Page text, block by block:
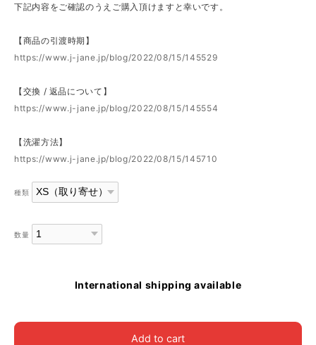
下記内容をご確認のうえご購入頂けますと幸いです。
【商品の引渡時期】
https://www.j-jane.jp/blog/2022/08/15/145529
【交換 / 返品について】
https://www.j-jane.jp/blog/2022/08/15/145554
【洗濯方法】
https://www.j-jane.jp/blog/2022/08/15/145710
種類
数量
International shipping available
Add to cart